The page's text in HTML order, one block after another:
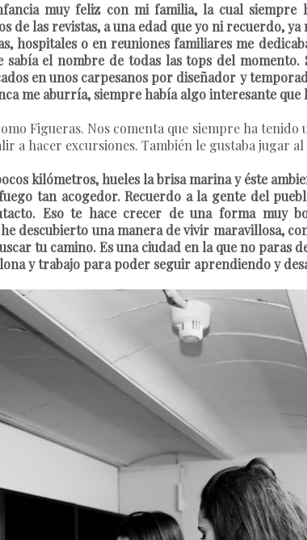
muy feliz con mi familia, la cual siempre
las revistas, a una edad que yo ni recuerdo,
hospitales o en reuniones familiares me
sabía el nombre de todas las tops del
en unos carpesanos por diseñador y
me aburría, siempre había algo interesante que
Figueras. Nos comenta que siempre ha
a hacer excursiones. También le gustaba jugar
kilómetros, hueles la brisa marina y éste
tan acogedor. Recuerdo a la gente del
Eso te hace crecer de una forma muy
descubierto una manera de vivir maravillosa,
tu camino. Es una ciudad en la que no paras
y trabajo para poder seguir aprendiendo y